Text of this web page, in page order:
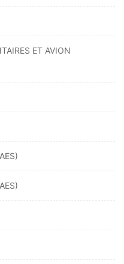
ET AVION